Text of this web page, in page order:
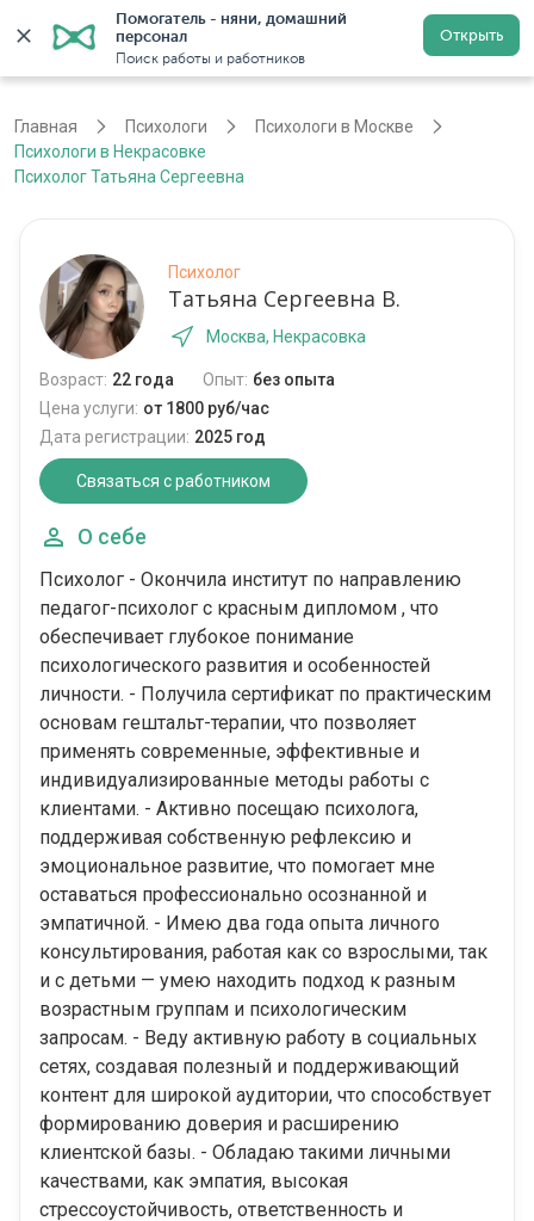
Помогатель - няни, домашний
персонал
Поиск работы и работников
Открыть
Регистрация
Главная Психологи
Психологи в Москве
Психологи в Некрасовке
Психолог Татьяна Сергеевна
Психолог
Татьяна Сергеевна В.
Москва, Некрасовка
Возраст: 22 года Опыт: без опыта
Цена услуги: от 1800 руб/час
Дата регистрации: 2025 год
Связаться с работником
О себе
Психолог - Окончила институт по направлению
педагог-психолог с красным дипломом , что
обеспечивает глубокое понимание
психологического развития и особенностей
личности. - Получила сертификат по практическим
основам гештальт-терапии, что позволяет
применять современные, эффективные и
индивидуализированные методы работы с
клиентами. - Активно посещаю психолога,
поддерживая собственную рефлексию и
эмоциональное развитие, что помогает мне
оставаться профессионально осознанной и
эмпатичной. - Имею два года опыта личного
консультирования, работая как со взрослыми, так
и с детьми — умею находить подход к разным
возрастным группам и психологическим
запросам. - Веду активную работу в социальных
сетях, создавая полезный и поддерживающий
контент для широкой аудитории, что способствует
формированию доверия и расширению
клиентской базы. - Обладаю такими личными
качествами, как эмпатия, высокая
стрессоустойчивость, ответственность и